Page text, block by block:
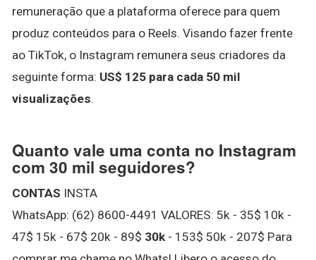
remuneração que a plataforma oferece para quem
produz conteúdos para o Reels. Visando fazer frente
ao TikTok, o Instagram remunera seus criadores da
seguinte forma: US$ 125 para cada 50 mil
visualizações.
Quanto vale uma conta no Instagram
com 30 mil seguidores?
CONTAS INSTA
WhatsApp: (62) 8600-4491 VALORES: 5k - 35$ 10k -
47$ 15k - 67$ 20k - 89$ 30k - 153$ 50k - 207$ Para